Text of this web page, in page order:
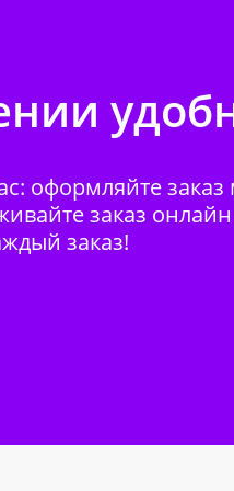
оформляйте
заказ
заказ!